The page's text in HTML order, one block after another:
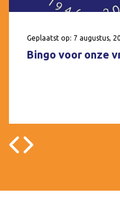
Geplaatst op: 7 augustus,
Bingo voor onze